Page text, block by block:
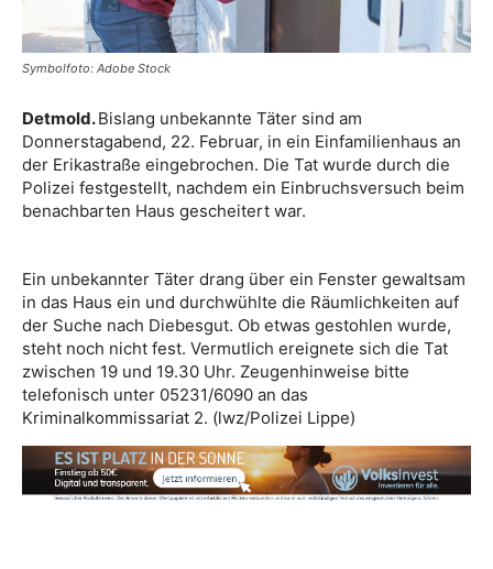
Symbolfoto: Adobe Stock
Detmold.Bislang unbekannte Täter sind am
Donnerstagabend, 22. Februar, in ein Einfamilienhaus an
der Erikastraße eingebrochen. Die Tat wurde durch die
Polizei festgestellt, nachdem ein Einbruchsversuch beim
benachbarten Haus gescheitert war.
Ein unbekannter Täter drang über ein Fenster gewaltsam
in das Haus ein und durchwühlte die Räumlichkeiten auf
der Suche nach Diebesgut. Ob etwas gestohlen wurde,
steht noch nicht fest. Vermutlich ereignete sich die Tat
zwischen 19 und 19.30 Uhr. Zeugenhinweise bitte
telefonisch unter 05231/6090 an das
Kriminalkommissariat 2. (lwz/Polizei Lippe)